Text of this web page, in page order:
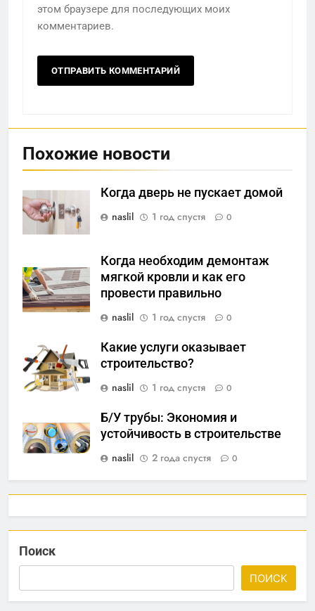
этом браузере для последующих моих
комментариев.
Похожие новости
Когда дверь не пускает домой
naslil
1 год спустя 0
Когда необходим демонтаж
мягкой кровли и как его
провести правильно
naslil
1 год спустя 0
Какие услуги оказывает
строительство?
naslil
1 год спустя 0
Б/У трубы: Экономия и
устойчивость в строительстве
naslil
2 года спустя 0
Поиск
ПОИСК